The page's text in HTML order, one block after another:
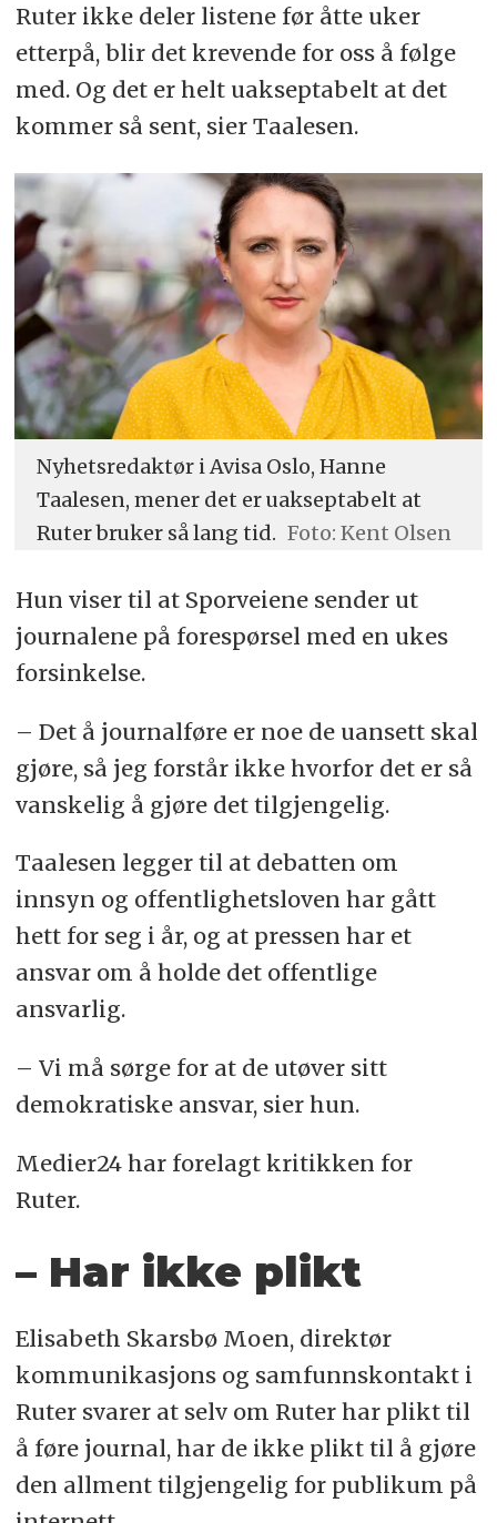
Ruter ikke deler listene før åtte uker
etterpå, blir det krevende for oss å følge
med. Og det er helt uakseptabelt at det
kommer så sent, sier Taalesen.
Nyhetsredaktør i Avisa Oslo, Hanne
Taalesen, mener det er uakseptabelt at
Ruter bruker så lang tid. Foto: Kent Olsen
Hun viser til at Sporveiene sender ut
journalene på forespørsel med en ukes
forsinkelse.
– Det å journalføre er noe de uansett skal
gjøre, så jeg forstår ikke hvorfor det er så
vanskelig å gjøre det tilgjengelig.
Taalesen legger til at debatten om
innsyn og offentlighetsloven har gått
hett for seg i år, og at pressen har et
ansvar om å holde det offentlige
ansvarlig.
– Vi må sørge for at de utøver sitt
demokratiske ansvar, sier hun.
Medier24 har forelagt kritikken for
Ruter.
– Har ikke plikt
Elisabeth Skarsbø Moen, direktør
kommunikasjons og samfunnskontakt i
Ruter svarer at selv om Ruter har plikt til
å føre journal, har de ikke plikt til å gjøre
den allment tilgjengelig for publikum på